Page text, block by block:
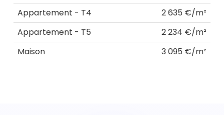
Appartement - T4
2 635 €/m²
Appartement - T5
2 234 €/m²
Maison
3 095 €/m²